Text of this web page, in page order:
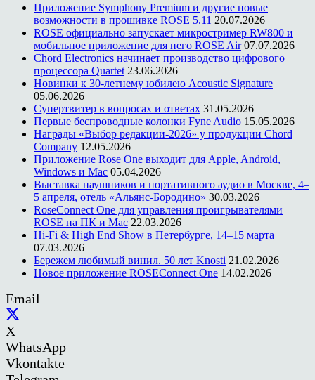
Приложение Symphony Premium и другие новые
возможности в прошивке ROSE 5.11 20.07.2026
ROSE официально запускает микростример RW800 и
мобильное приложение для него ROSE Air 07.07.2026
Chord Electronics начинает производство цифрового
процессора Quartet 23.06.2026
Новинки к 30-летнему юбилею Acoustic Signature
05.06.2026
Супертвитер в вопросах и ответах 31.05.2026
Первые беспроводные колонки Fyne Audio 15.05.2026
Награды «Выбор редакции-2026» у продукции Chord
Company 12.05.2026
Приложение Rose One выходит для Apple, Android,
Windows и Mac 05.04.2026
Выставка наушников и портативного аудио в Москве, 4–
5 апреля, отель «Альянс-Бородино» 30.03.2026
RoseConnect One для управления проигрывателями
ROSE на ПК и Mac 22.03.2026
Hi-Fi & High End Show в Петербурге, 14–15 марта
07.03.2026
Бережем любимый винил. 50 лет Knosti 21.02.2026
Новое приложение ROSEConnect One 14.02.2026
Email
X
WhatsApp
Vkontakte